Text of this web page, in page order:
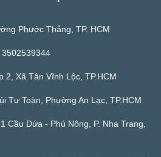
Phước Thắng, TP. HCM
2, Xã Tân Vĩnh Lộc, TP.HCM
Tư Toàn, Phường An Lạc, TP.HCM
Cầu Dứa - Phú Nông, P. Nha Trang,